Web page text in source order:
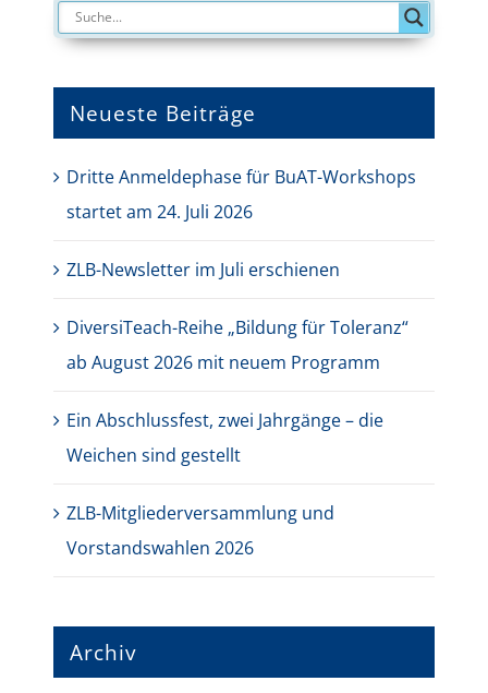
Neueste Beiträge
Dritte Anmeldephase für BuAT-Workshops
startet am 24. Juli 2026
ZLB-Newsletter im Juli erschienen
DiversiTeach-Reihe „Bildung für Toleranz“
ab August 2026 mit neuem Programm
Ein Abschlussfest, zwei Jahrgänge – die
Weichen sind gestellt
ZLB-Mitgliederversammlung und
Vorstandswahlen 2026
Archiv